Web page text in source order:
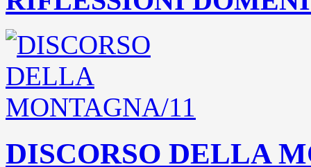
DISCORSO DELLA